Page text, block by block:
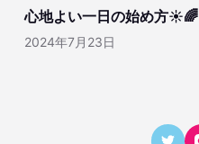
心地よい一日の始め方☀️🌈
2024年7月23日